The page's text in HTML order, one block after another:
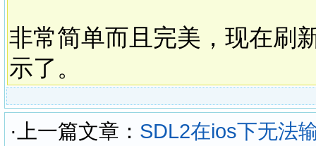
非常简单而且完美，现在刷
示了。
·上一篇文章： SDL2在ios下无法